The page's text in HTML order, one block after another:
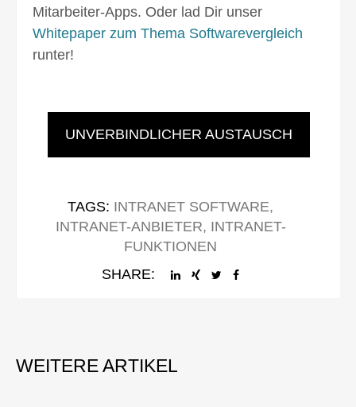
Mitarbeiter-Apps. Oder lad Dir unser
Whitepaper zum Thema Softwarevergleich
runter!
UNVERBINDLICHER AUSTAUSCH
TAGS: INTRANET SOFTWARE,
INTRANET-ANBIETER, INTRANET-
FUNKTIONEN
SHARE: